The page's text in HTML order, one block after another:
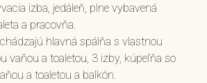
izba, jedáleň, plne vybavená
a pracovňa.
hlavná spálňa s vlastnou
vaňou a toaletou, 3 izby, kúpeľňa so
a toaletou a balkón.